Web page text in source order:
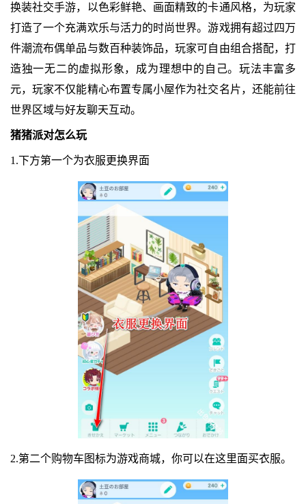
换装社交手游，以色彩鲜艳、画面精致的卡通风格，为玩家
打造了一个充满欢乐与活力的时尚世界。游戏拥有超过四万
件潮流布偶单品与数百种装饰品，玩家可自由组合搭配，打
造独一无二的虚拟形象，成为理想中的自己。玩法丰富多
元，玩家不仅能精心布置专属小屋作为社交名片，还能前往
世界区域与好友聊天互动。
猪猪派对怎么玩
1.下方第一个为衣服更换界面
2.第二个购物车图标为游戏商城，你可以在这里面买衣服。